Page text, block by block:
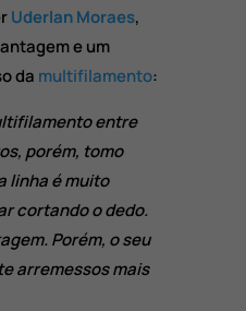
Uderlan Moraes,
e um
da multifilamento:
entre
porém, tomo
linha é muito
cortando o dedo.
Porém, o seu
arremessos mais